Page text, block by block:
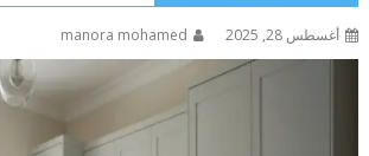
أغسطس 28, 2025 manora mohamed